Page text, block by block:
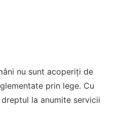
nu sunt acoperiți de
prin lege. Cu
la anumite servicii